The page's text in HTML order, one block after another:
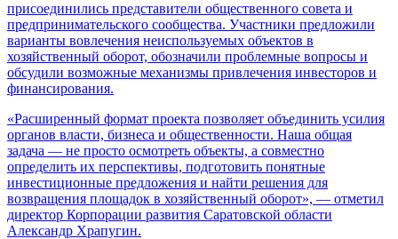
присоединились представители общественного совета и
предпринимательского сообщества. Участники предложили
варианты вовлечения неиспользуемых объектов в
хозяйственный оборот, обозначили проблемные вопросы и
обсудили возможные механизмы привлечения инвесторов и
финансирования.
«Расширенный формат проекта позволяет объединить усилия
органов власти, бизнеса и общественности. Наша общая
задача — не просто осмотреть объекты, а совместно
определить их перспективы, подготовить понятные
инвестиционные предложения и найти решения для
возвращения площадок в хозяйственный оборот», — отметил
директор Корпорации развития Саратовской области
Александр Храпугин.